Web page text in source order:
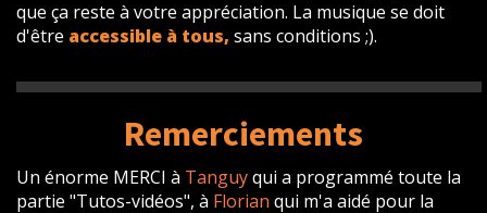
que ça reste à votre appréciation. La musique se doit
d'être accessible à tous, sans conditions ;).
Remerciements
Un énorme MERCI à Tanguyqui a programmé toute la
partie "Tutos-vidéos", à Florian qui m'a aidé pour la